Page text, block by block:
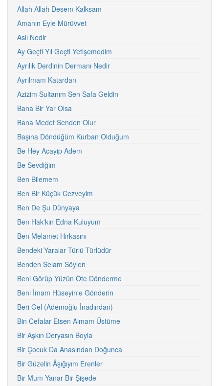
Allah Allah Desem Kalksam
Amanın Eyle Mürüvvet
Aslı Nedir
Ay Geçti Yıl Geçti Yetişemedim
Ayrılık Derdinin Dermanı Nedir
Ayrılmam Katardan
Azizim Sultanım Sen Safa Geldin
Bana Bir Yar Olsa
Bana Medet Senden Olur
Başına Döndüğüm Kurban Olduğum
Be Hey Acayip Adem
Be Sevdiğim
Ben Bilemem
Ben Bir Küçük Cezveyim
Ben De Şu Dünyaya
Ben Hak'kın Edna Kuluyum
Ben Melamet Hırkasını
Bendeki Yaralar Türlü Türlüdür
Benden Selam Söylen
Beni Görüp Yüzün Öte Dönderme
Beni İmam Hüseyin'e Gönderin
Beri Gel (Ademoğlu İnadından)
Bin Cefalar Etsen Almam Üstüme
Bir Aşkın Deryasın Boyla
Bir Çocuk Da Anasından Doğunca
Bir Güzelin Âşığıyım Erenler
Bir Mum Yanar Bir Şişede